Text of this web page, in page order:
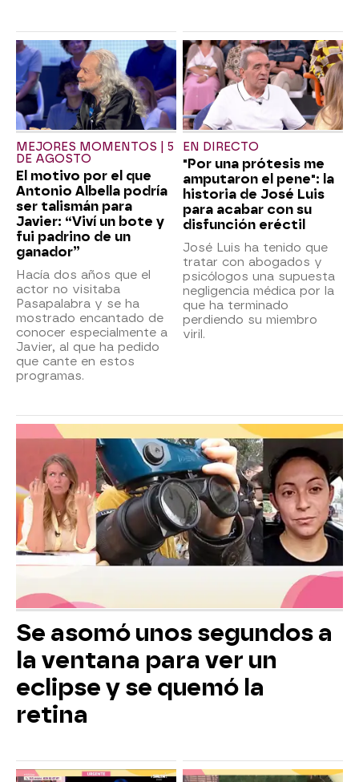
MEJORES MOMENTOS | 5
DE AGOSTO
El motivo por el que
Antonio Albella podría
ser talismán para
Javier: “Viví un bote y
fui padrino de un
ganador”
Hacía dos años que el
actor no visitaba
Pasapalabra y se ha
mostrado encantado de
conocer especialmente a
Javier, al que ha pedido
que cante en estos
programas.
EN DIRECTO
"Por una prótesis me
amputaron el pene": la
historia de José Luis
para acabar con su
disfunción eréctil
José Luis ha tenido que
tratar con abogados y
psicólogos una supuesta
negligencia médica por la
que ha terminado
perdiendo su miembro
viril.
Se asomó unos segundos a
la ventana para ver un
eclipse y se quemó la
retina